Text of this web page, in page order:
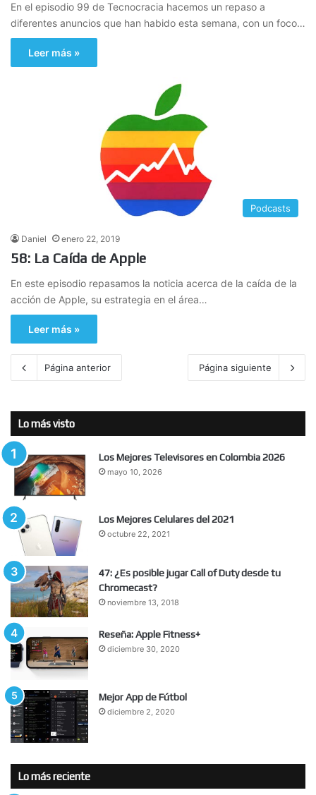
En el episodio 99 de Tecnocracia hacemos un repaso a
diferentes anuncios que han habido esta semana, con un foco…
Leer más »
Podcasts
Daniel enero 22, 2019
58: La Caída de Apple
En este episodio repasamos la noticia acerca de la caída de la
acción de Apple, su estrategia en el área…
Leer más »
Página anterior Página siguiente
Lo más visto
Los Mejores Televisores en Colombia 2026
mayo 10, 2026
Los Mejores Celulares del 2021
octubre 22, 2021
47: ¿Es posible jugar Call of Duty desde tu
Chromecast?
noviembre 13, 2018
Reseña: Apple Fitness+
diciembre 30, 2020
Mejor App de Fútbol
diciembre 2, 2020
Lo más reciente